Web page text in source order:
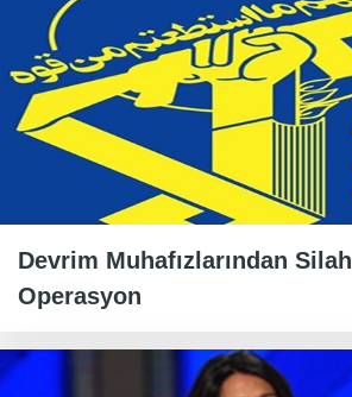
Devrim Muhafızlarından
Operasyon